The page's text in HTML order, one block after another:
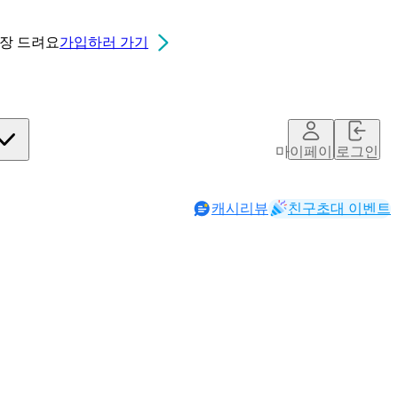
드려요가입하러 가기
마이페이지로그인
캐시리뷰 친구초대 이벤트